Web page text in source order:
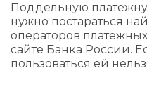
Поддельную
нужно постараться
операторов
сайте Банка России.
пользоваться ей